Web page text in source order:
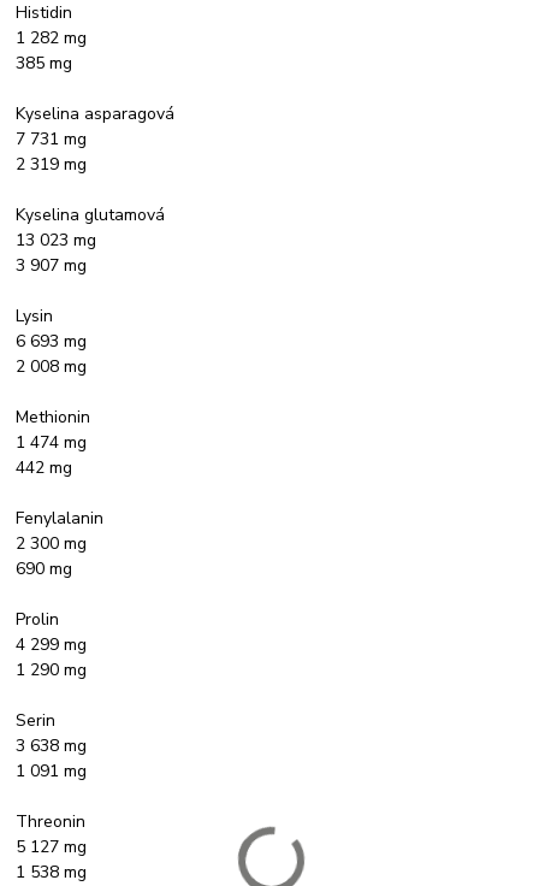
Histidin
1 282 mg
385 mg
Kyselina asparagová
7 731 mg
2 319 mg
Kyselina glutamová
13 023 mg
3 907 mg
Lysin
6 693 mg
2 008 mg
Methionin
1 474 mg
442 mg
Fenylalanin
2 300 mg
690 mg
Prolin
4 299 mg
1 290 mg
Serin
3 638 mg
1 091 mg
Threonin
5 127 mg
1 538 mg